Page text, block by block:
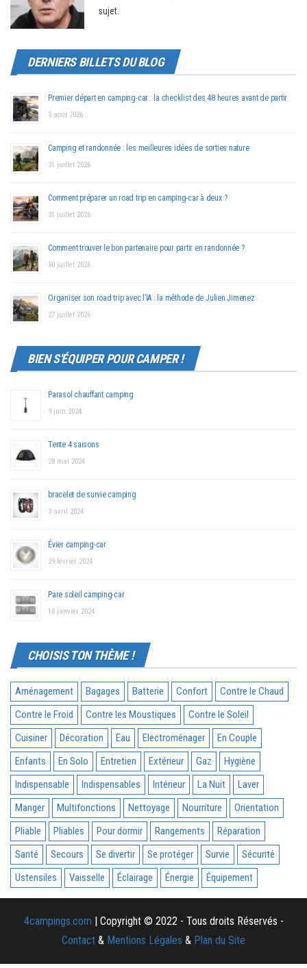
sujet.
DERNIERS BILLETS DU BLOG
Premier départ en camping-car : la checklist des 48 heures avant de partir
3 août 2026
Camping et randonnée : les meilleures idées de sorties nature
31 juillet 2026
Comment préparer un road trip en camping-car à deux ?
31 juillet 2026
Comment trouver le bon partenaire pour partir en randonnée ?
30 juillet 2026
Organiser son road trip avec l’IA : la méthode de Julien Jimenez
27 juillet 2026
BIEN S'ÉQUIPER POUR CAMPER !
Parasol chauffant camping
9 juin 2024
Tente 4 saisons
28 mai 2024
bracelet de survie camping
3 avril 2024
Évier camping-car
29 février 2024
Pare soleil camping-car
10 janvier 2024
CHOISIS TON THÈME !
Aménagement Bagages Batterie Confort
Contre le Chaud
Contre le Froid
Contre les Moustiques
Contre le Soleil
Cuisiner
Décoration Eau Electroménager
En Couple
Enfants
En Solo Entretien Extérieur Gaz
Hygiène
Indispensable
Indispensables Intérieur La Nuit
Laver
Manger
Multifonctions Nettoyage Nourriture
Orientation
Pliable
Pliables Pour dormir Rangements
Réparation
Santé
Secours Se divertir Se protéger Survie
Sécurité
Ustensiles
Vaisselle Éclairage Énergie Équipement
4campings.com | Copyright © 2022 - Tous droits Réservés -
Contact & Mentions Légales & Plan du Site